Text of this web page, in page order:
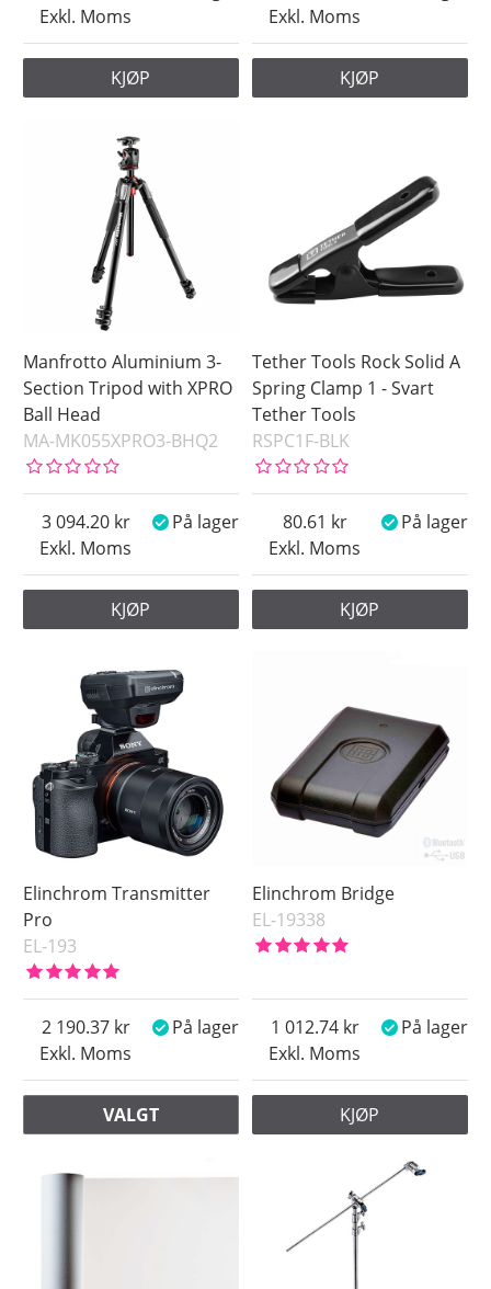
Exkl. Moms
KJØP
Exkl. Moms
KJØP
Manfrotto Aluminium 3-
Section Tripod with XPRO
Ball Head
MA-MK055XPRO3-BHQ2
Exkl. Moms
3 094.20 På lager
KJØP
Tether Tools Rock Solid A
Spring Clamp 1 - Svart
Tether Tools
RSPC1F-BLK
Exkl. Moms
80.61 På lager
KJØP
Elinchrom Transmitter
Pro
EL-193
Exkl. Moms
2 190.37 På lager
VALGT
Elinchrom Bridge
EL-19338
Exkl. Moms
1 012.74 På lager
KJØP